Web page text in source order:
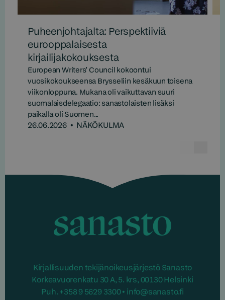
Puheenjohtajalta: Perspektiiviä
eurooppalaisesta
kirjailijakokouksesta
European Writers’ Council kokoontui
vuosikokoukseensa Brysseliin kesäkuun toisena
viikonloppuna. Mukana oli vaikuttavan suuri
suomalaisdelegaatio: sanastolaisten lisäksi
paikalla oli Suomen...
26.06.2026 • NÄKÖKULMA
Kirjallisuuden tekijänoikeusjärjestö Sanasto
Korkeavuorenkatu 30 A, 5. krs, 00130 Helsinki
Puh. +358 9 5629 3300 • info@sanasto.fi